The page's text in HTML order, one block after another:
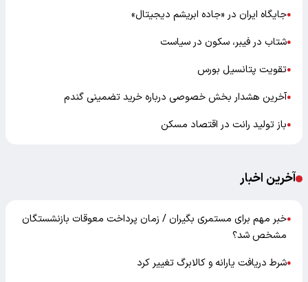
●جایگاه ایران در «جاده ابریشم دیجیتال»
●شتاب در فیبر، سکون در سیاست
●تقویت پتانسیل بورس
●آخرین هشدار بخش خصوصی درباره خرید تضمینی گندم
●باز تولید رانت در اقتصاد مسکن
آخرین اخبار
●خبر مهم برای مستمری بگیران / زمان پرداخت معوقات بازنشستگان
مشخص شد؟
●شرط دریافت یارانه و کالابرگ تغییر کرد